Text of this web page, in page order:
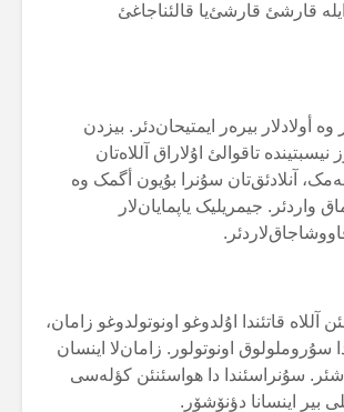
قارشئ قارشئ‌یا قالئناجاغئ
وە أولادلار بیرەر ایمتیحان‌دئر. بیزدن
تاقوالئ اۇلاراق آللاەتان
آنلادئق‌تان سۇنرا بۇیون أگمک وە
واردئر. جیمریلیک یاپمایان‌لار
آللاە قاتئندا اۇلدوغو اونوتولدوغو زامان،
سۇروملولوق اونوتولور. زامان‌لا اینسان
سۇنراسئندا دا هواسئنئن کؤلەسی
بیر اینسانا دؤنۆشۆر.